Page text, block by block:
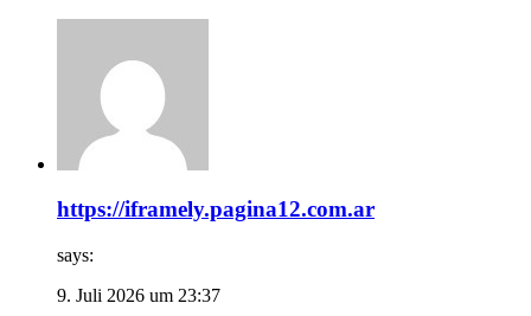
https://iframely.pagina12.com.ar
says:
9. Juli 2026 um 23:37